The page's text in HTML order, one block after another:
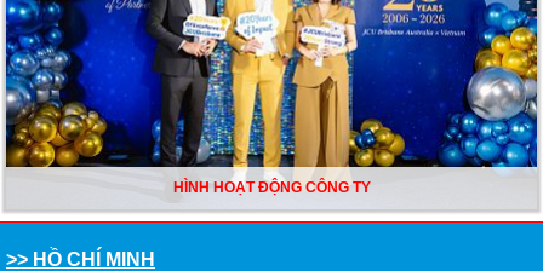
HÌNH HOẠT ĐỘNG CÔNG TY
>> HỒ CHÍ MINH